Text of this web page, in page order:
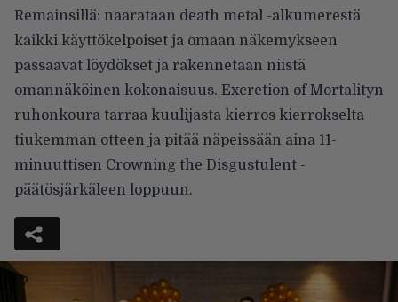
Remainsillä: naarataan death metal -alkumerestä
kaikki käyttökelpoiset ja omaan näkemykseen
passaavat löydökset ja rakennetaan niistä
omannäköinen kokonaisuus. Excretion of Mortalityn
ruhonkoura tarraa kuulijasta kierros kierrokselta
tiukemman otteen ja pitää näpeissään aina 11-
minuuttisen Crowning the Disgustulent -
päätösjärkäleen loppuun.